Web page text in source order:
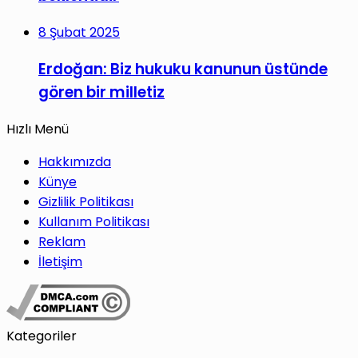
8 Şubat 2025
Erdoğan: Biz hukuku kanunun üstünde
gören bir milletiz
Hızlı Menü
Hakkımızda
Künye
Gizlilik Politikası
Kullanım Politikası
Reklam
İletişim
Kategoriler